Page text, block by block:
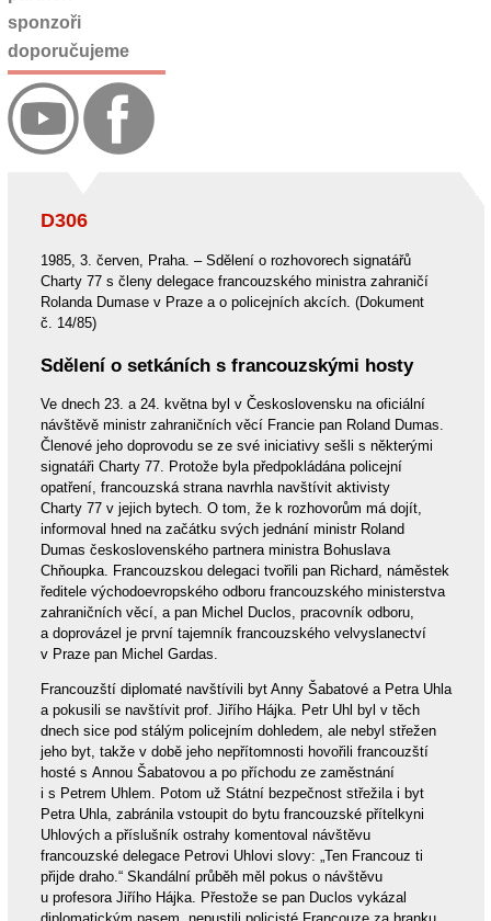
D306
1985, 3. červen, Praha. – Sdělení o rozhovorech signatářů
Charty 77 s členy delegace francouzského ministra zahraničí
Rolanda Dumase v Praze a o policejních akcích. (Dokument
č. 14/85)
Sdělení o setkáních s francouzskými hosty
Ve dnech 23. a 24. května byl v Československu na oficiální
návštěvě ministr zahraničních věcí Francie pan Roland Dumas.
Členové jeho doprovodu se ze své iniciativy sešli s některými
signatáři Charty 77. Protože byla předpokládána policejní
opatření, francouzská strana navrhla navštívit aktivisty
Charty 77 v jejich bytech. O tom, že k rozhovorům má dojít,
informoval hned na začátku svých jednání ministr Roland
Dumas československého partnera ministra Bohuslava
Chňoupka. Francouzskou delegaci tvořili pan Richard, náměstek
ředitele východoevropského odboru francouzského ministerstva
zahraničních věcí, a pan Michel Duclos, pracovník odboru,
a doprovázel je první tajemník francouzského velvyslanectví
v Praze pan Michel Gardas.
Francouzští diplomaté navštívili byt Anny Šabatové a Petra Uhla
a pokusili se navštívit prof. Jiřího Hájka. Petr Uhl byl v těch
dnech sice pod stálým policejním dohledem, ale nebyl střežen
jeho byt, takže v době jeho nepřítomnosti hovořili francouzští
hosté s Annou Šabatovou a po příchodu ze zaměstnání
i s Petrem Uhlem. Potom už Státní bezpečnost střežila i byt
Petra Uhla, zabránila vstoupit do bytu francouzské přítelkyni
Uhlových a příslušník ostrahy komentoval návštěvu
francouzské delegace Petrovi Uhlovi slovy: „Ten Francouz ti
přijde draho.“ Skandální průběh měl pokus o návštěvu
u profesora Jiřího Hájka. Přestože se pan Duclos vykázal
sponzoři
doporučujeme